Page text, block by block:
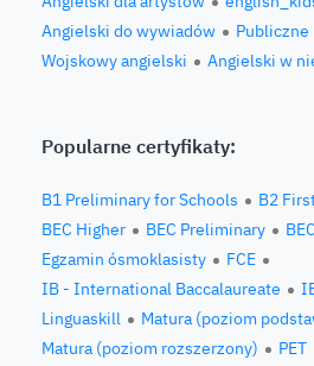
Angielski do wywiadów
Wojskowy angielski
Angielski w
Popularne certyfikaty:
B1 Preliminary for Schools
B2
BEC Higher
BEC Preliminary
Egzamin ósmoklasisty
FCE
IB - International Baccalaureate
Linguaskill
Matura (poziom
Matura (poziom rozszerzony)
PET